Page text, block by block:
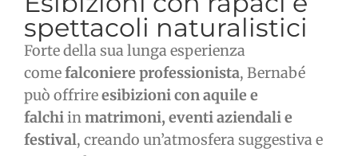
spettacoli naturalistici
Forte della sua lunga esperienza
comefalconiere professionista, Bernabé
può offrireesibizioni con aquile e
falchiinmatrimoni, eventi aziendali e
festival, creando un’atmosfera suggestiva e